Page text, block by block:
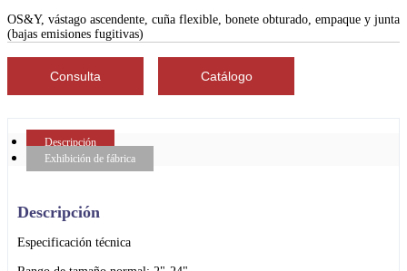
OS&Y, vástago ascendente, cuña flexible, bonete obturado, empaque y junta
(bajas emisiones fugitivas)
Consulta Catálogo
Descripción
Exhibición de fábrica
Descripción
Especificación técnica